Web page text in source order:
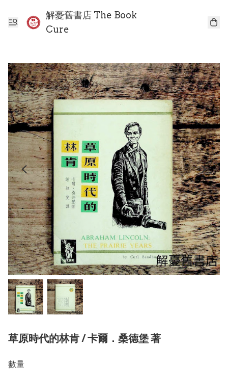
解憂舊書店 The Book
Cure
草原時代的林肯 / 卡爾．桑德堡 著
數量